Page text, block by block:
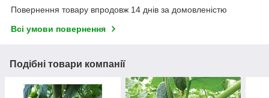
Повернення товару впродовж 14 днів за домовленістю
Всі умови повернення
Подібні товари компанії